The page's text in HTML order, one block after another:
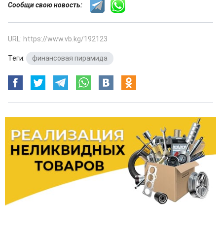
Сообщи свою новость:
URL: https://www.vb.kg/192123
Теги: финансовая пирамида